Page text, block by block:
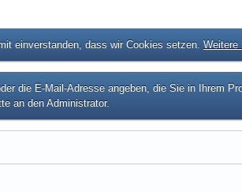
einverstanden, dass wir Cookies setzen. Weitere
die E-Mail-Adresse angeben, die Sie in Ihrem
an den Administrator.